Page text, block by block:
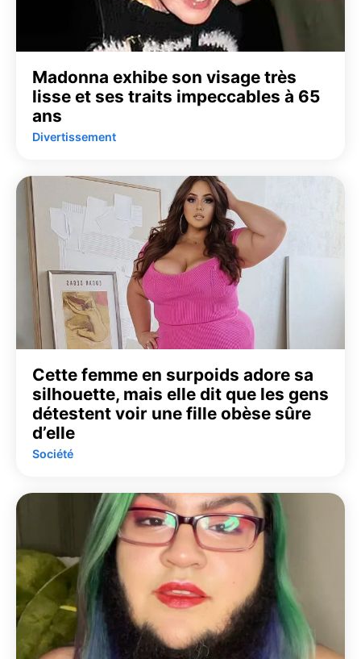
Madonna exhibe son visage très
lisse et ses traits impeccables à 65
ans
Divertissement
Cette femme en surpoids adore sa
silhouette, mais elle dit que les gens
détestent voir une fille obèse sûre
d’elle
Société